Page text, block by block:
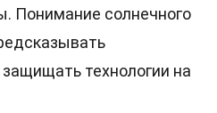
Понимание солнечного
технологии на